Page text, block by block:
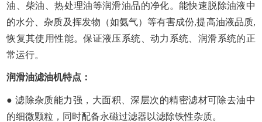
油、柴油、热处理油等润滑油品的净化。能快速脱除油液中
的水分、杂质及挥发物（如氨气）等有害成份,提高油液品质,
恢复其使用性能。保证液压系统、动力系统、润滑系统的正
常运行。
润滑油滤油机特点：
● 滤除杂质能力强，大面积、深层次的精密滤材可除去油中
的细微颗粒，同时配备永磁过滤器以滤除铁性杂质。